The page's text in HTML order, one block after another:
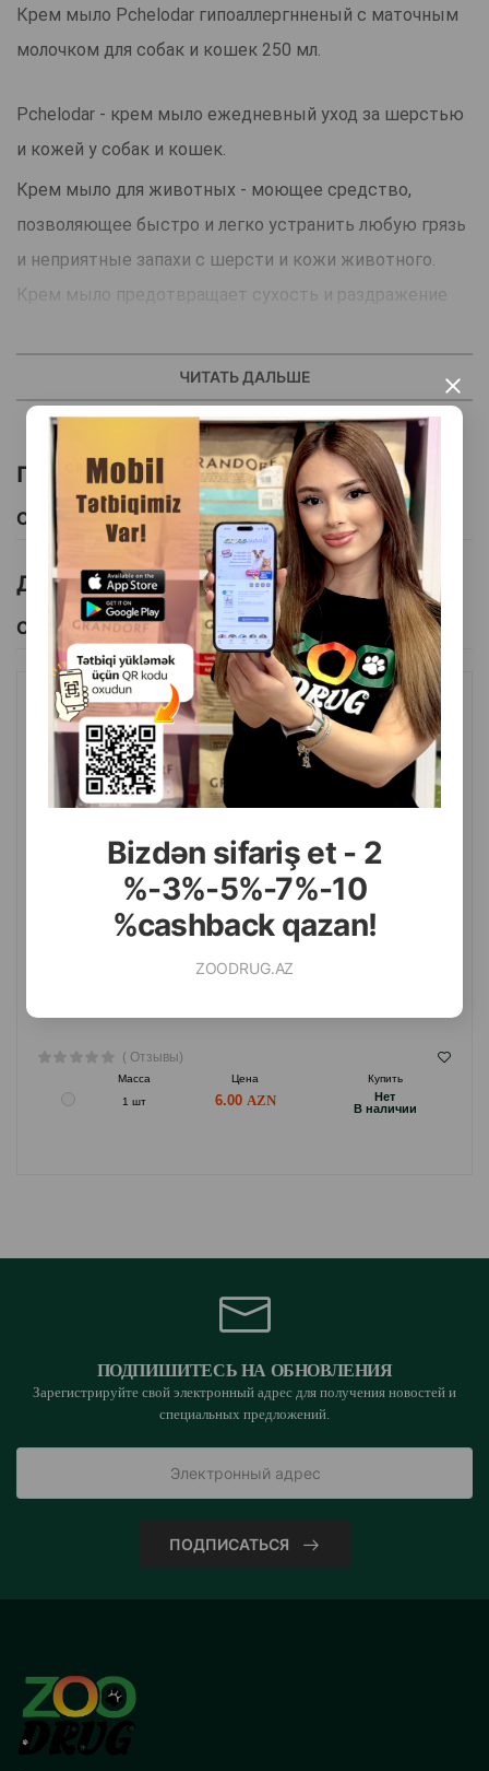
Bizdən sifariş et - 2
%-3%-5%-7%-10
%cashback qazan!
ZOODRUG.AZ
×
Крем мыло Pchelodar гипоаллергнненый с маточным
молочком для собак и кошек 250 мл.
Pchelodar - крем мыло ежедневный уход за шерстью
и кожей у собак и кошек.
Крем мыло для животных - моющее средство,
позволяющее быстро и легко устранить любую грязь
и неприятные запахи с шерсти и кожи животного.
Крем мыло предотвращает сухость и раздражение
Применяется для интимной гигиены.
Подходит животным с чувствительной кожей,
котятам и щенкам.
Страна производитель: Россия.
ЧИТАТЬ ДАЛЬШЕ
Похожие товары
Смотреть Все
Другие товоры бренда
Смотреть Все
ЛОСЬОН PCHELODAR СЛЕЗИНКА ДЛЯ ЧИСТКИ ГЛАЗ У СОБАК
И КОШЕК 50 МЛ.
( Отзывы)
Масса Цена
Купить
1 шт
6.00
Hет
B наличии
ПОДПИШИТЕСЬ НА ОБНОВЛЕНИЯ
Зарегистрируйте свой электронный адрес для получения новостей и
специальных предложений.
ПОДПИСАТЬСЯ